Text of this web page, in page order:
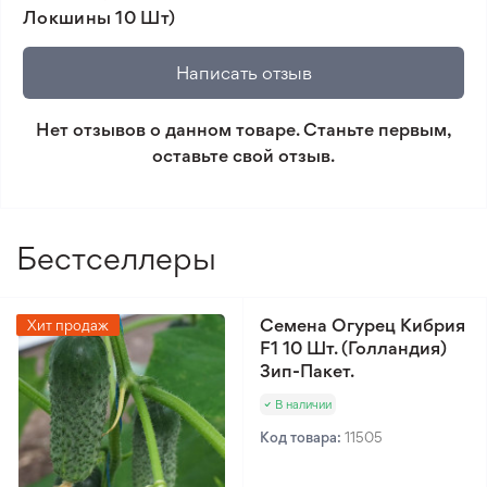
просто растение, это настоящее творение
природы, которое украшает и обогащает ваш сад.
🛡️ Защита покупок. Возврат средств за товар,
который не соответствует ожиданиям. Согласно
условиям возврата.
Минимальный заказ 300 грн.
Локшины 10 Шт)
Написать отзыв
Нет отзывов о данном товаре. Станьте первым,
оставьте свой отзыв.
Бестселлеры
Хит продаж
Семена Огурец Кибрия
F1 10 Шт. (Голландия)
Зип-Пакет.
В наличии
Код товара: 11505